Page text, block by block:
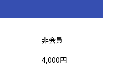
非会員
4,000円